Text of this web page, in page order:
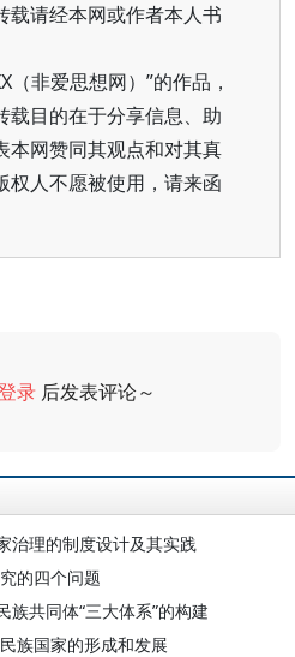
载请经本网或作者本人书
（非爱思想网）”的作品，
载目的在于分享信息、助
本网赞同其观点和对其真
权人不愿被使用，请来函
录 后发表评论～
治理的制度设计及其实践
的四个问题
族共同体“三大体系”的构建
族国家的形成和发展